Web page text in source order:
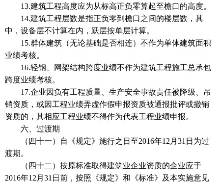
13.建筑工程高度应为从标高正负零算起至檐口的高度。
14.建筑工程层数是指正负零到檐口之间的楼层数，其
中，设备层不计算在内，跃层按单层计算。
15.群体建筑（无论基础是否相连）不作为单体建筑面积
业绩考核。
16.轻钢、网架结构跨度业绩不作为建筑工程施工总承包
跨度业绩考核。
17.企业因负有工程质量、生产安全事故责任被降级、吊
销资质，或因工程业绩弄虚作假申报资质被通报批评或撤销
资质的，其相应工程业绩不得作为代表工程业绩申报。
六、过渡期
（四十一）自《规定》施行之日至2016年12月31日为过
渡期。
（四十二）按原标准取得建筑业企业资质的企业应于
2016年12月31日前，按照《规定》和《标准》及本实施意见